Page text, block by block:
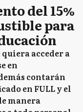
del 15%
para
acceder a
en
contarán
en FULL y el
manera